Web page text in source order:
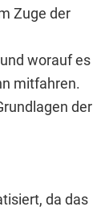
Zuge der
worauf es
mitfahren.
der
da das